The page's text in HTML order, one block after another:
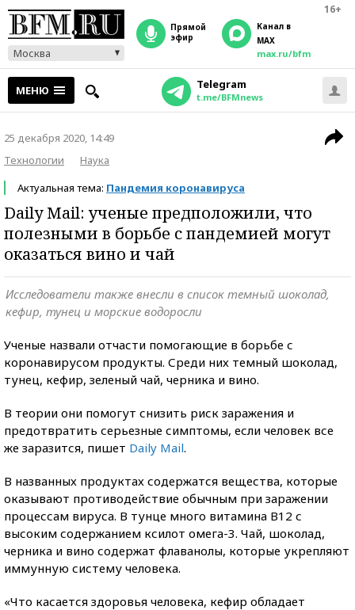
16+
Москва
прямой
эфир
Канал в
MAX
max.ru/bfm
МЕНЮ Telegram
t.me/BFMnews
25 декабря 2020, 14:49
Технологии
Наука
Актуальная тема: Пандемия коронавируса
Daily Mail: ученые предположили, что
полезными в борьбе с пандемией могут
оказаться вино и чай
Исследователи также внесли в список темный шоколад,
кефир, тунец и морские водоросли
Ученые назвали отчасти помогающие в борьбе с
коронавирусом продукты. Среди них темный шоколад,
тунец, кефир, зеленый чай, черника и вино.
В теории они помогут снизить риск заражения и
предотвратить серьезные симптомы, если человек все
же заразится, пишет Daily Mail.
В названных продуктах содержатся вещества, которые
оказывают противодействие обычным при заражении
процессам вируса. В тунце много витамина B12 с
высоким содержанием ксилот омега-3. Чай, шоколад,
черника и вино содержат флаванолы, которые укрепляют
иммунную систему человека.
«Что касается здоровья человека, кефир обладает